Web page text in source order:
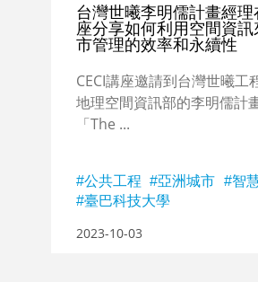
台灣世曦李明儒計畫經理
座分享如何利用空間資
市管理的效率和永續性
CECI講座邀請到台灣世曦工
地理空間資訊部的李明儒計
「The ...
公共工程 亞洲城市
智
臺巴科技大學
2023-10-03